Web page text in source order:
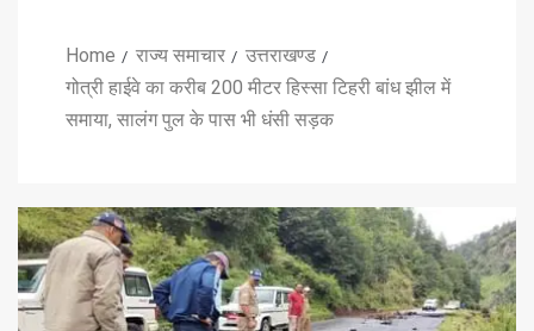
Home राज्य समाचार
उत्तराखण्ड
गोत्री हाईवे का करीब 200 मीटर हिस्सा टिहरी बांध झील में
समाया, सालंग पुल के पास भी धंसी सड़क